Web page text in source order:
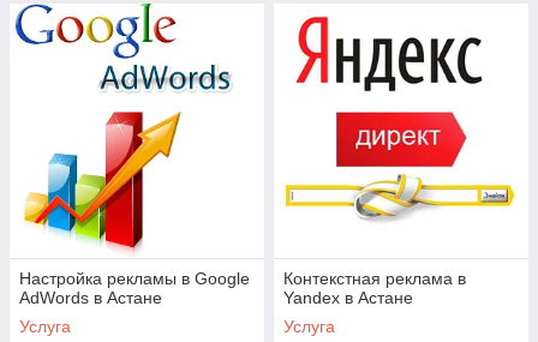
Настройка рекламы в Google
AdWords в Астане
Услуга
Контекстная реклама в
Yandex в Астане
Услуга